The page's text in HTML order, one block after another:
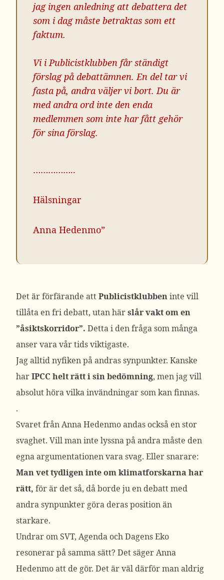
jag ingen anledning att debattera det
som i dag måste betraktas som ett
faktum.
Vi i Publicistklubben får ständigt
förslag på debattämnen. En del tar vi
fasta på, andra väljer vi bort. Du är
med andra ord inte den enda
medlemmen som inte har fått gehör
för sina förslag.
……………..
Hälsningar
Anna Hedenmo”
Det är förfärande attPublicistklubbeninte vill
tillåta en fri debatt, utan härslår vakt om en
”åsiktskorridor”. Detta i den fråga som många
anser vara vår tids viktigaste.
Jag alltid nyfiken på andras synpunkter. Kanske
harIPCC helt rätt i sin bedömning, men jag vill
absolut höra vilka invändningar som kan finnas.
.
Svaret från Anna Hedenmo andas också en stor
svaghet. Vill man inte lyssna på andra måste den
egna argumentationen vara svag. Eller snarare:
Man vet tydligen inte om klimatforskarna har
rätt, för är det så, då borde ju en debatt med
andra synpunkter göra deras position än
starkare.
Undrar om SVT, Agenda och Dagens Eko
resonerar på samma sätt? Det säger Anna
Hedenmo att de gör. Det är väl därför man aldrig